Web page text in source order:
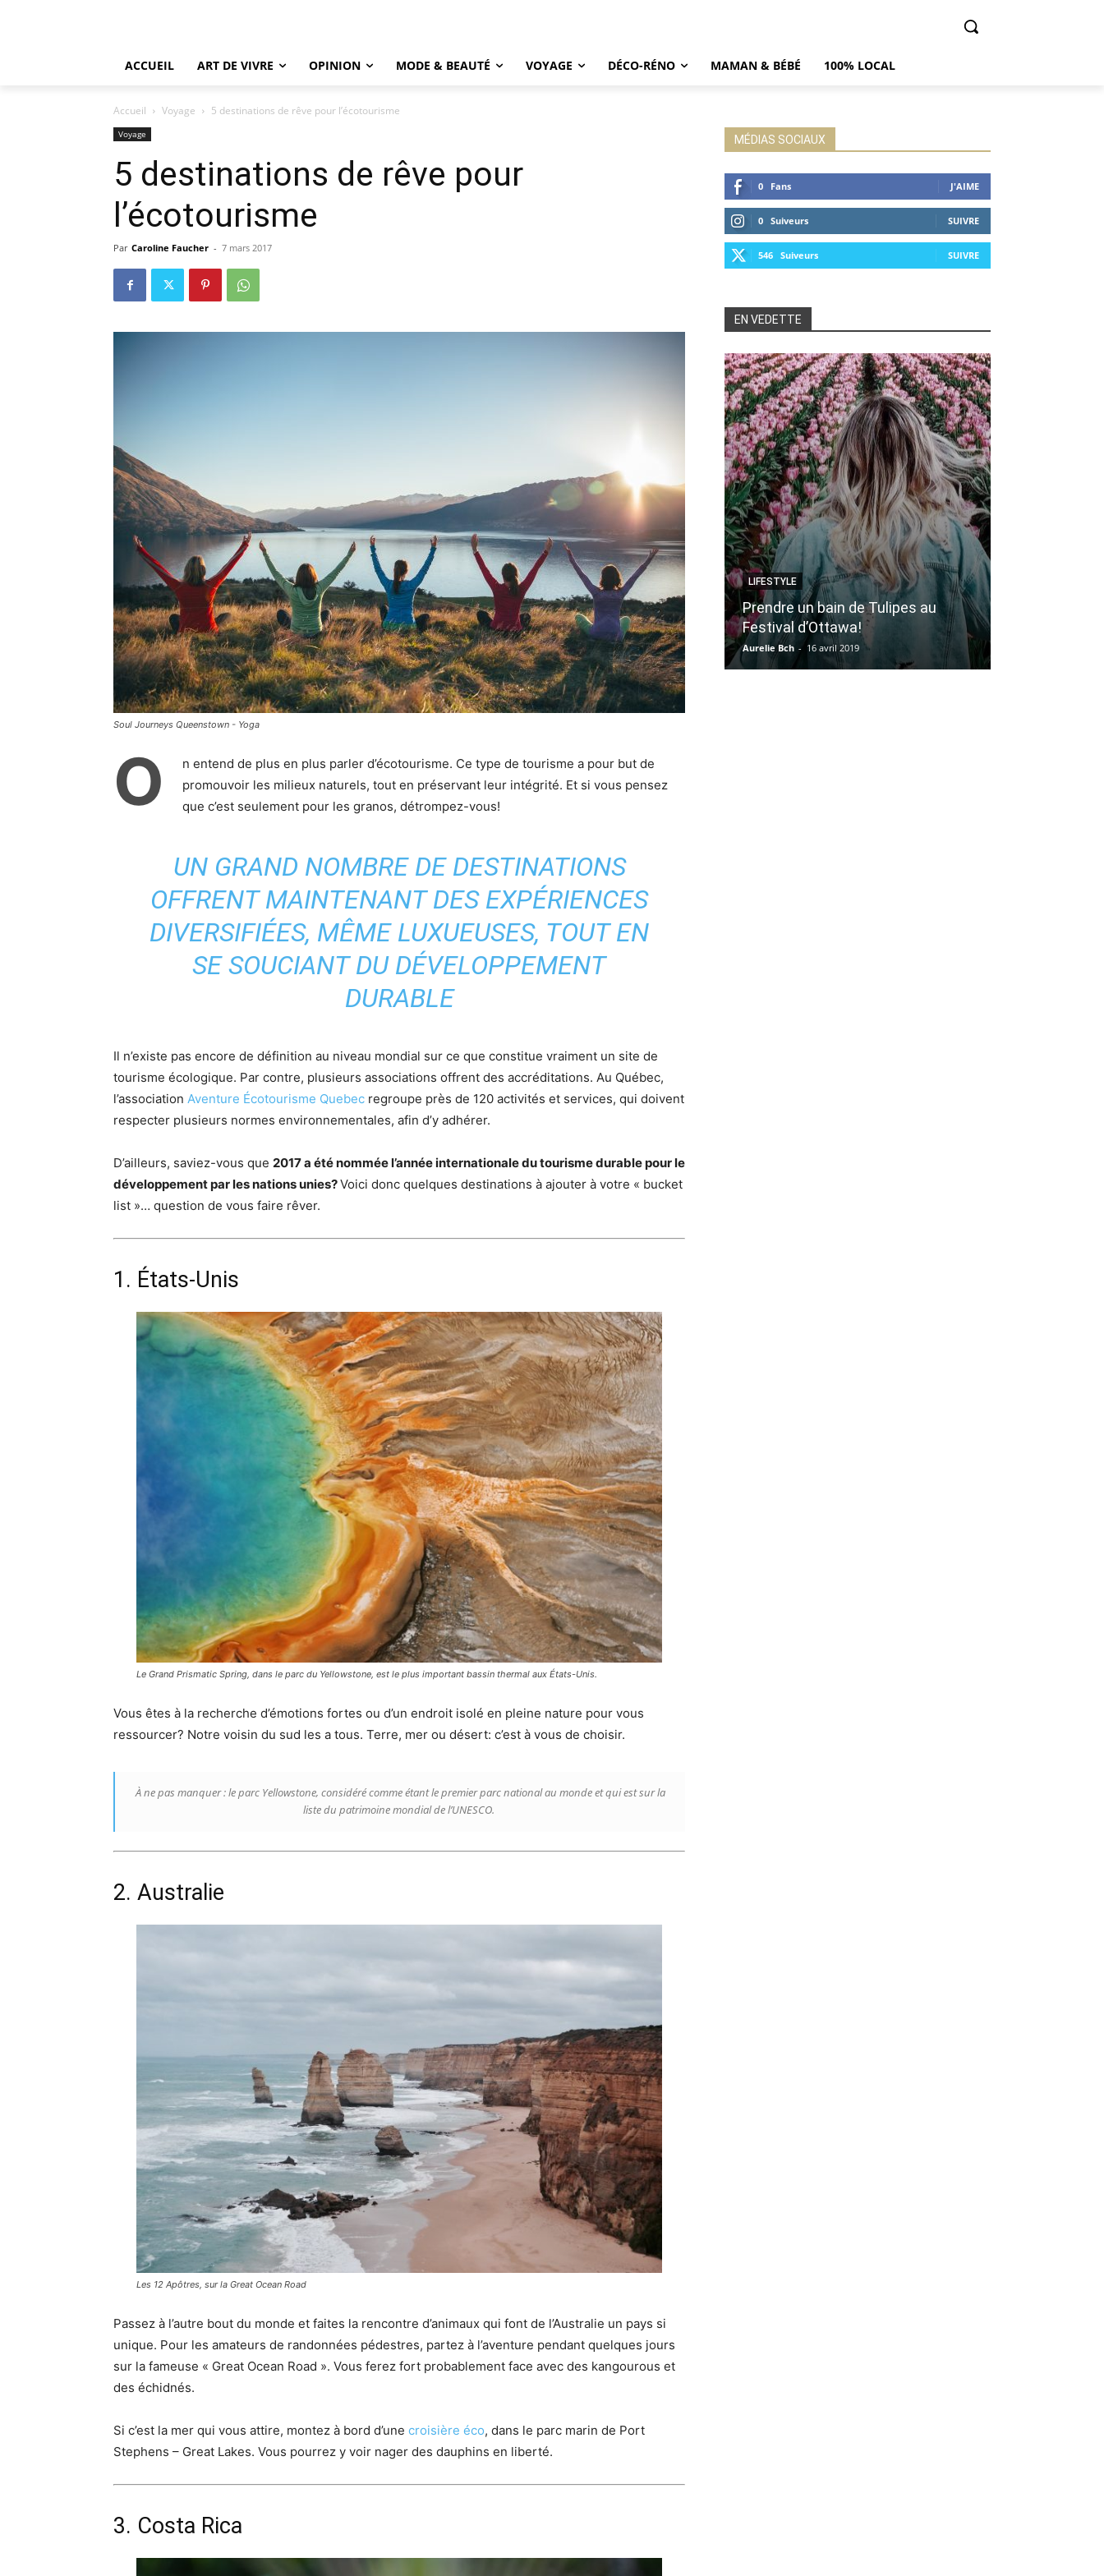
ACCUEIL ART DE VIVRE OPINION MODE & BEAUTÉ VOYAGE DÉCO-RÉNO MAMAN & BÉBÉ 100% LOCAL
Accueil Voyage 5 destinations de rêve pour l’écotourisme
Voyage
5 destinations de rêve pour
l’écotourisme
Par Caroline Faucher - 7 mars 2017
Soul Journeys Queenstown - Yoga
O
n entend de plus en plus parler d’écotourisme. Ce type de tourisme a pour but de
promouvoir les milieux naturels, tout en préservant leur intégrité. Et si vous pensez
que c’est seulement pour les granos, détrompez-vous!
UN GRAND NOMBRE DE DESTINATIONS
OFFRENT MAINTENANT DES EXPÉRIENCES
DIVERSIFIÉES, MÊME LUXUEUSES, TOUT EN
SE SOUCIANT DU DÉVELOPPEMENT
DURABLE
Il n’existe pas encore de définition au niveau mondial sur ce que constitue vraiment un site de
tourisme écologique. Par contre, plusieurs associations offrent des accréditations. Au Québec,
l’association Aventure Écotourisme Quebec regroupe près de 120 activités et services, qui doivent
respecter plusieurs normes environnementales, afin d’y adhérer.
D’ailleurs, saviez-vous que 2017 a été nommée l’année internationale du tourisme durable pour le
développement par les nations unies?Voici donc quelques destinations à ajouter à votre « bucket
list »… question de vous faire rêver.
1. États-Unis
Le Grand Prismatic Spring, dans le parc du Yellowstone, est le plus important bassin thermal aux États-Unis.
Vous êtes à la recherche d’émotions fortes ou d’un endroit isolé en pleine nature pour vous
ressourcer? Notre voisin du sud les a tous. Terre, mer ou désert: c’est à vous de choisir.
À ne pas manquer : le parc Yellowstone, considéré comme étant le premier parc national au monde et qui est sur la
liste du patrimoine mondial de l’UNESCO.
2. Australie
Les 12 Apôtres, sur la Great Ocean Road
Passez à l’autre bout du monde et faites la rencontre d’animaux qui font de l’Australie un pays si
unique. Pour les amateurs de randonnées pédestres, partez à l’aventure pendant quelques jours
sur la fameuse « Great Ocean Road ». Vous ferez fort probablement face avec des kangourous et
des échidnés.
Si c’est la mer qui vous attire, montez à bord d’une croisière éco, dans le parc marin de Port
Stephens – Great Lakes. Vous pourrez y voir nager des dauphins en liberté.
3. Costa Rica
MÉDIAS SOCIAUX
0 Fans J'AIME
0 Suiveurs SUIVRE
546 Suiveurs SUIVRE
EN VEDETTE
LIFESTYLE
Prendre un bain de Tulipes au
Festival d’Ottawa!
Aurelie Bch - 16 avril 2019